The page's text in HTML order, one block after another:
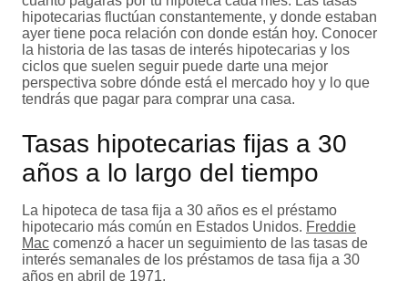
hipotecarias fluctúan constantemente, y donde estaban
ayer tiene poca relación con donde están hoy. Conocer
la historia de las tasas de interés hipotecarias y los
ciclos que suelen seguir puede darte una mejor
perspectiva sobre dónde está el mercado hoy y lo que
tendrás que pagar para comprar una casa.
Tasas hipotecarias fijas a 30
años a lo largo del tiempo
La hipoteca de tasa fija a 30 años es el préstamo
hipotecario más común en Estados Unidos. Freddie
Mac comenzó a hacer un seguimiento de las tasas de
interés semanales de los préstamos de tasa fija a 30
años en abril de 1971.